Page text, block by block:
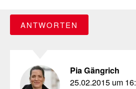
ANTWORTEN
Pia Gängrich
25.02.2015 um